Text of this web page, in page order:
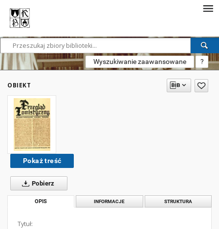
Wyszukiwanie zaawansowane ?
OBIEKT
Pokaż treść
Pobierz
OPIS INFORMACJE STRUKTURA
Tytuł: